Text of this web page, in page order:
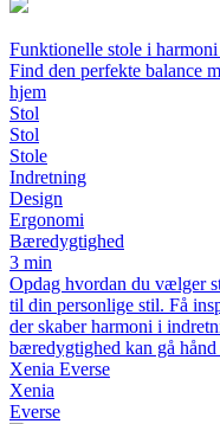
Funktionelle stole i
Find den perfekte balance
hjem
Stol
Stol
Stole
Indretning
Design
Ergonomi
Bæredygtighed
3 min
Opdag hvordan du vælger
til din personlige stil. Få
der skaber harmoni i
bæredygtighed kan gå
Xenia Everse
Xenia
Everse